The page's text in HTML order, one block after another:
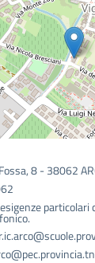
8 - 38062